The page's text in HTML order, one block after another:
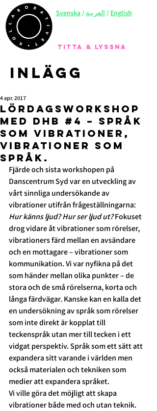
TITTA & LYSSNA
Svenska / العربية / English
Inlägg
Lördagsworkshop
med DHB #4 – språk
som vibrationer,
vibrationer som
språk.
4 apr. 2017
Fjärde och sista workshopen på
Danscentrum Syd var en utveckling av
vårt sinnliga undersökande av
vibrationer utifrån frågeställningarna:
Hur känns ljud? Hur ser ljud ut? Fokuset
drog vidare åt vibrationer som rörelser,
vibrationers färd mellan en avsändare
och en mottagare – vibrationer som
kommunikation. Vi var nyfikna på det
som händer mellan olika punkter – de
stora och de små rörelserna, korta och
långa färdvägar. Kanske kan en kalla det
en undersökning av språk som rörelser
som inte direkt är kopplat till
teckenspråk utan mer till tecken i ett
vidgat perspektiv. Språk som ett sätt att
expandera sitt varande i världen men
också materialen och tekniken som
medier att expandera språket.
Vi ville göra det möjligt att skapa
vibrationer både med och utan teknik.